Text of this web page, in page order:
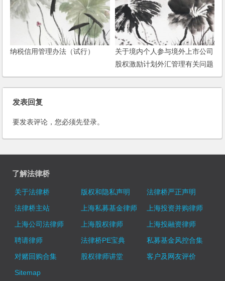
纳税信用管理办法（试行）
关于境内个人参与境外上市公司
股权激励计划外汇管理有关问题
的通知
发表回复
要发表评论，您必须先登录。
了解法律桥
关于法律桥 版权和隐私声明
法律桥严正声明
法律桥主站
上海私募基金律师
上海投资并购律师
上海公司法律师
上海股权律师
上海投融资律师
聘请律师
法律桥PE宝典
私募基金风控合集
对赌回购合集
股权律师讲堂
客户及网友评价
Sitemap